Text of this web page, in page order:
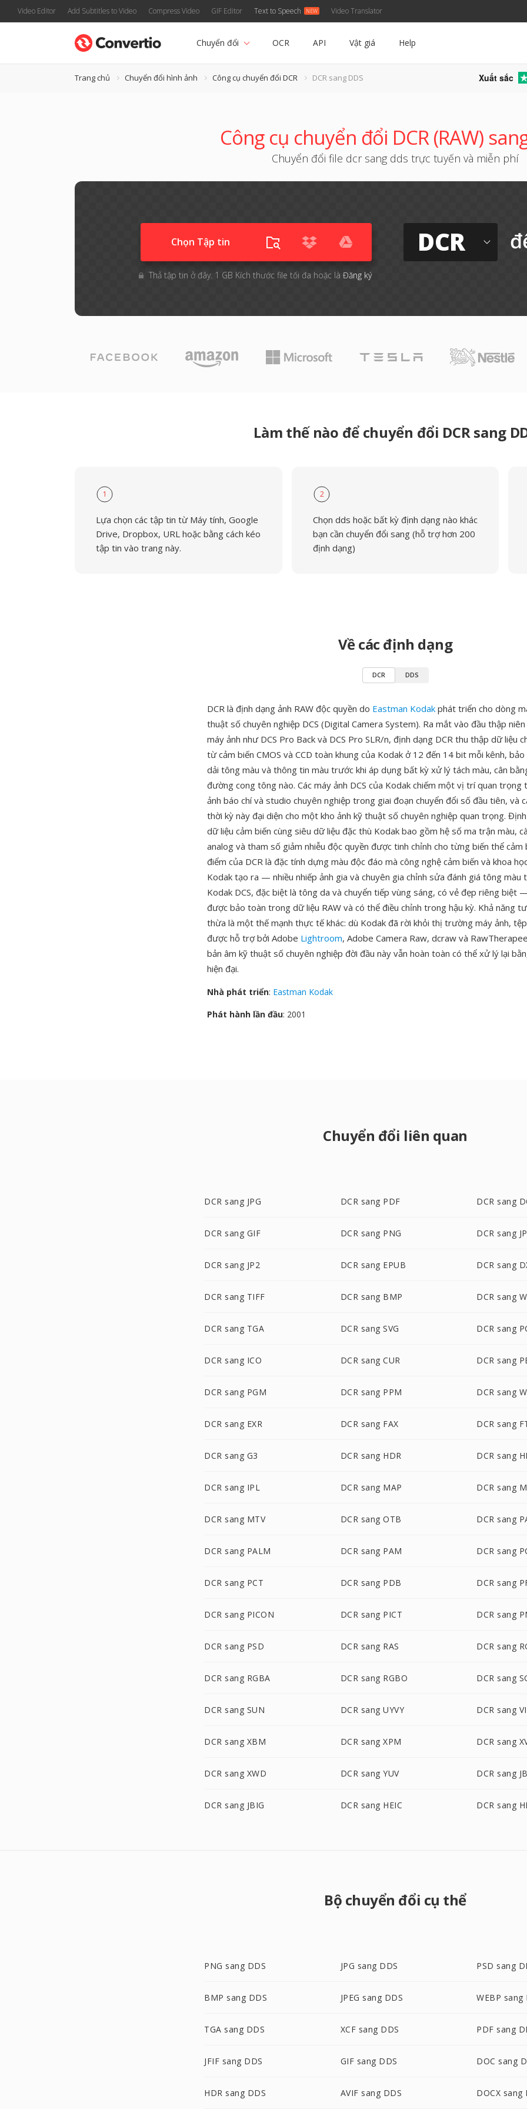
Video Editor Add Subtitles to Video Compress Video GIF Editor Text to Speech Video Translator
Chuyển đổi OCR API Vật giá Help
Trang chủ Chuyển đổi hình ảnh Công cụ chuyển đổi DCR DCR sang DDS Xuất sắc
Công cụ chuyển đổi DCR (RAW)
Chuyển đổi file dcr sang dds trực tuyến và miễn phí
Chọn Tập tin
Thả tập tin ở đây. 1 GB Kích thước file tối đa hoặc là Đăng ký
DCR
Làm thế nào để chuyển đổi DCR sang
1
Lựa chọn các tập tin từ Máy tính, Google
Drive, Dropbox, URL hoặc bằng cách kéo
tập tin vào trang này.
2
Chọn dds hoặc bất kỳ định dạng nào khác
bạn cần chuyển đổi sang (hỗ trợ hơn 200
định dạng)
Về các định dạng
DCR DDS
DCR là định dạng ảnh RAW độc quyền do Eastman Kodak phát triển cho dòng
thuật số chuyên nghiệp DCS (Digital Camera System). Ra mắt vào đầu thập
máy ảnh như DCS Pro Back và DCS Pro SLR/n, định dạng DCR thu thập dữ liệu
từ cảm biến CMOS và CCD toàn khung của Kodak ở 12 đến 14 bit mỗi kênh,
dải tông màu và thông tin màu trước khi áp dụng bất kỳ xử lý tách màu, cân
đường cong tông nào. Các máy ảnh DCS của Kodak chiếm một vị trí quan trọng
ảnh báo chí và studio chuyên nghiệp trong giai đoạn chuyển đổi số đầu tiên, và
thời kỳ này đại diện cho một kho ảnh kỹ thuật số chuyên nghiệp quan trọng.
dữ liệu cảm biến cùng siêu dữ liệu đặc thù Kodak bao gồm hệ số ma trận màu,
analog và tham số giảm nhiễu độc quyền được tinh chỉnh cho từng biến thể cảm
điểm của DCR là đặc tính dựng màu độc đáo mà công nghệ cảm biến và khoa
Kodak tạo ra — nhiều nhiếp ảnh gia và chuyên gia chỉnh sửa đánh giá tông màu
Kodak DCS, đặc biệt là tông da và chuyển tiếp vùng sáng, có vẻ đẹp riêng biệt
được bảo toàn trong dữ liệu RAW và có thể điều chỉnh trong hậu kỳ. Khả năng
thừa là một thế mạnh thực tế khác: dù Kodak đã rời khỏi thị trường máy ảnh, tệp
được hỗ trợ bởi Adobe Lightroom, Adobe Camera Raw, dcraw và
bản âm kỹ thuật số chuyên nghiệp đời đầu này vẫn hoàn toàn có thể xử lý lại
hiện đại.
Nhà phát triển: Eastman Kodak
Phát hành lần đầu: 2001
Chuyển đổi liên quan
DCR sang JPG DCR sang PDF DCR sang
DCR sang GIF DCR sang PNG DCR sang
DCR sang JP2 DCR sang EPUB DCR sang
DCR sang TIFF DCR sang BMP DCR sang
DCR sang TGA DCR sang SVG DCR sang
DCR sang ICO DCR sang CUR DCR sang
DCR sang PGM DCR sang PPM DCR sang
DCR sang EXR DCR sang FAX DCR sang
DCR sang G3 DCR sang HDR DCR sang
DCR sang IPL DCR sang MAP DCR sang
DCR sang MTV DCR sang OTB DCR sang
DCR sang PALM DCR sang PAM DCR sang
DCR sang PCT DCR sang PDB DCR sang
DCR sang PICON DCR sang PICT DCR sang
DCR sang PSD DCR sang RAS DCR sang
DCR sang RGBA DCR sang RGBO DCR sang
DCR sang SUN DCR sang UYVY DCR sang
DCR sang XBM DCR sang XPM DCR sang
DCR sang XWD DCR sang YUV DCR sang
DCR sang JBIG DCR sang HEIC DCR sang
Bộ chuyển đổi cụ thể
PNG sang DDS JPG sang DDS PSD sang
BMP sang DDS JPEG sang DDS WEBP sang
TGA sang DDS XCF sang DDS PDF sang
JFIF sang DDS GIF sang DDS DOC sang
HDR sang DDS AVIF sang DDS DOCX sang